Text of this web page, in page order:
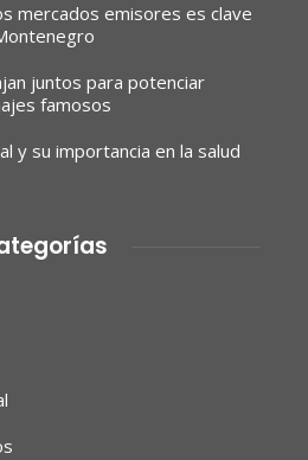
mercados emisores es clave
juntos para potenciar
famosos
y su importancia en la salud